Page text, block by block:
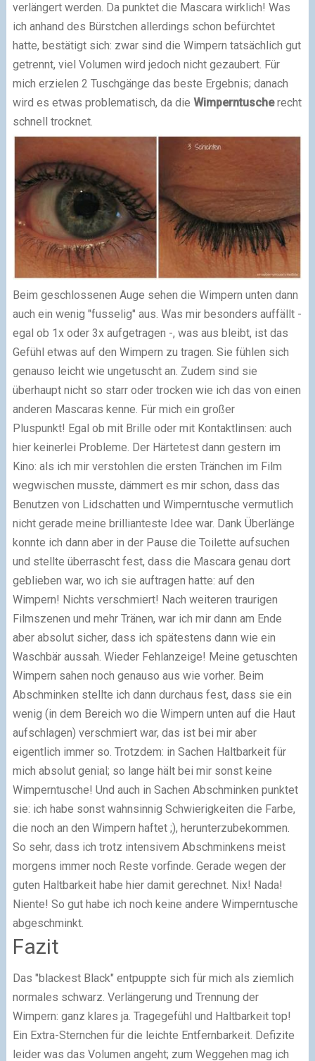
verlängert werden. Da punktet die Mascara wirklich! Was
ich anhand des Bürstchen allerdings schon befürchtet
hatte, bestätigt sich: zwar sind die Wimpern tatsächlich gut
getrennt, viel Volumen wird jedoch nicht gezaubert. Für
mich erzielen 2 Tuschgänge das beste Ergebnis; danach
wird es etwas problematisch, da die Wimperntuscherecht
schnell trocknet.
Beim geschlossenen Auge sehen die Wimpern unten dann
auch ein wenig "fusselig" aus. Was mir besonders auffällt -
egal ob 1x oder 3x aufgetragen -, was aus bleibt, ist das
Gefühl etwas auf den Wimpern zu tragen. Sie fühlen sich
genauso leicht wie ungetuscht an. Zudem sind sie
überhaupt nicht so starr oder trocken wie ich das von einen
anderen Mascaras kenne. Für mich ein großer
Pluspunkt! Egal ob mit Brille oder mit Kontaktlinsen: auch
hier keinerlei Probleme. Der Härtetest dann gestern im
Kino: als ich mir verstohlen die ersten Tränchen im Film
wegwischen musste, dämmert es mir schon, dass das
Benutzen von Lidschatten und Wimperntusche vermutlich
nicht gerade meine brillianteste Idee war. Dank Überlänge
konnte ich dann aber in der Pause die Toilette aufsuchen
und stellte überrascht fest, dass die Mascara genau dort
geblieben war, wo ich sie auftragen hatte: auf den
Wimpern! Nichts verschmiert! Nach weiteren traurigen
Filmszenen und mehr Tränen, war ich mir dann am Ende
aber absolut sicher, dass ich spätestens dann wie ein
Waschbär aussah. Wieder Fehlanzeige! Meine getuschten
Wimpern sahen noch genauso aus wie vorher. Beim
Abschminken stellte ich dann durchaus fest, dass sie ein
wenig (in dem Bereich wo die Wimpern unten auf die Haut
aufschlagen) verschmiert war, das ist bei mir aber
eigentlich immer so. Trotzdem: in Sachen Haltbarkeit für
mich absolut genial; so lange hält bei mir sonst keine
Wimperntusche! Und auch in Sachen Abschminken punktet
sie: ich habe sonst wahnsinnig Schwierigkeiten die Farbe,
die noch an den Wimpern haftet ;), herunterzubekommen.
So sehr, dass ich trotz intensivem Abschminkens meist
morgens immer noch Reste vorfinde. Gerade wegen der
guten Haltbarkeit habe hier damit gerechnet. Nix! Nada!
Niente! So gut habe ich noch keine andere Wimperntusche
abgeschminkt.
Fazit
Das "blackest Black" entpuppte sich für mich als ziemlich
normales schwarz. Verlängerung und Trennung der
Wimpern: ganz klares ja. Tragegefühl und Haltbarkeit top!
Ein Extra-Sternchen für die leichte Entfernbarkeit. Defizite
leider was das Volumen angeht; zum Weggehen mag ich